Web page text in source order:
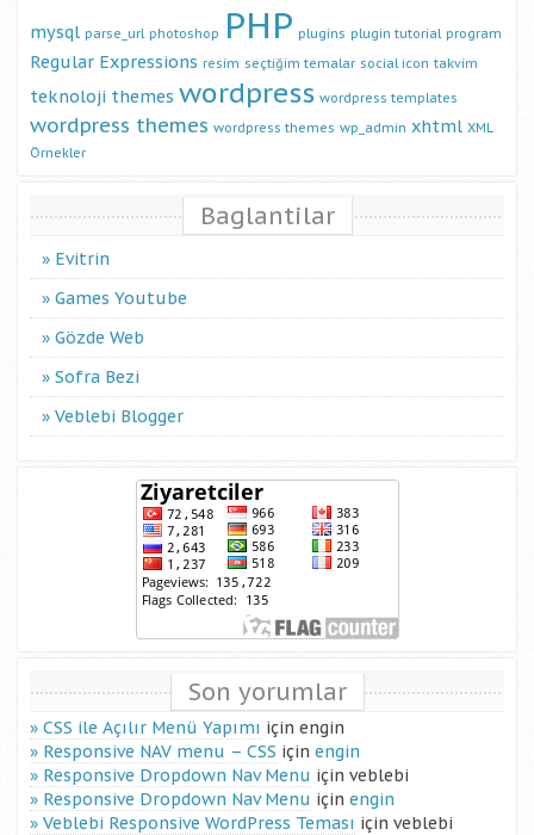
mysql parse_url photoshop PHP plugins plugin tutorial program
Regular Expressions resim seçtiğim temalar social icon takvim
teknoloji themes wordpress wordpress templates
wordpress themes wordpress themes wp_admin xhtml XML
Örnekler
Baglantilar
Evitrin
Games Youtube
Gözde Web
Sofra Bezi
Veblebi Blogger
Son yorumlar
CSS ile Açılır Menü Yapımı için engin
Responsive NAV menu – CSS için engin
Responsive Dropdown Nav Menu için veblebi
Responsive Dropdown Nav Menu için engin
Veblebi Responsive WordPress Teması için veblebi